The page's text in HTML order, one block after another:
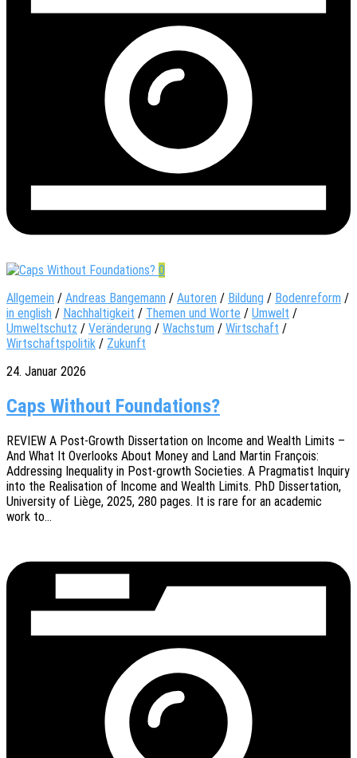
0
Allgemein / Andreas Bangemann / Autoren / Bildung / Bodenreform /
in english / Nachhaltigkeit / Themen und Worte / Umwelt /
Umweltschutz / Veränderung / Wachstum / Wirtschaft /
Wirtschaftspolitik / Zukunft
24. Januar 2026
Caps Without Foundations?
REVIEW A Post-Growth Disser­ta­ti­on on Income and Wealth Limits –
And What It Over­looks About Money and Land Martin Fran­çois:
Addres­sing Inequa­li­ty in Post-growth Socie­ties. A Prag­ma­tist Inquiry
into the Reali­sa­ti­on of Income and Wealth Limits. PhD Disser­ta­ti­on,
Univer­si­ty of Liège, 2025, 280 pages. It is rare for an acade­mic
work to…